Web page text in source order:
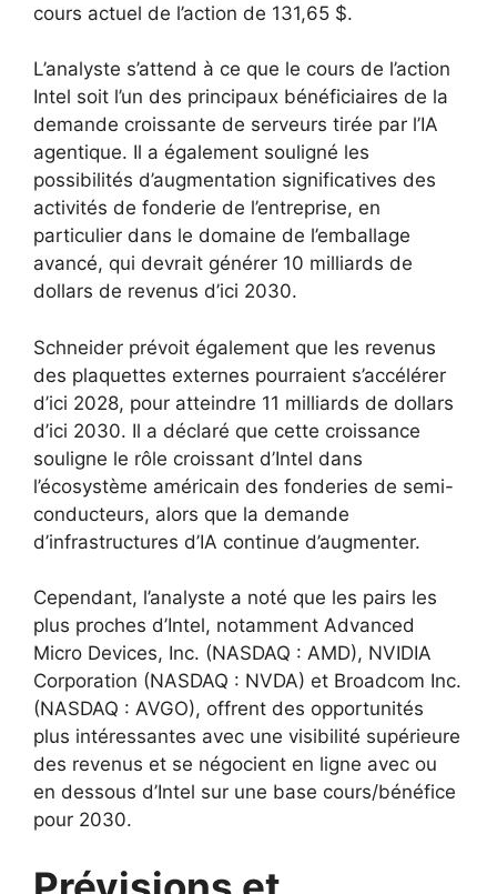
cours actuel de l’action de 131,65 $.
L’analyste s’attend à ce que le cours de l’action
Intel soit l’un des principaux bénéficiaires de la
demande croissante de serveurs tirée par l’IA
agentique. Il a également souligné les
possibilités d’augmentation significatives des
activités de fonderie de l’entreprise, en
particulier dans le domaine de l’emballage
avancé, qui devrait générer 10 milliards de
dollars de revenus d’ici 2030.
Schneider prévoit également que les revenus
des plaquettes externes pourraient s’accélérer
d’ici 2028, pour atteindre 11 milliards de dollars
d’ici 2030. Il a déclaré que cette croissance
souligne le rôle croissant d’Intel dans
l’écosystème américain des fonderies de semi-
conducteurs, alors que la demande
d’infrastructures d’IA continue d’augmenter.
Cependant, l’analyste a noté que les pairs les
plus proches d’Intel, notamment Advanced
Micro Devices, Inc. (NASDAQ : AMD), NVIDIA
Corporation (NASDAQ : NVDA) et Broadcom Inc.
(NASDAQ : AVGO), offrent des opportunités
plus intéressantes avec une visibilité supérieure
des revenus et se négocient en ligne avec ou
en dessous d’Intel sur une base cours/bénéfice
pour 2030.